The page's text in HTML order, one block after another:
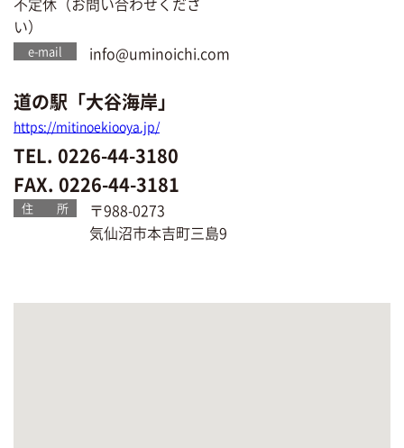
い）
e-mail info@uminoichi.com
道の駅「大谷海岸」
https://mitinoekiooya.jp/
TEL. 0226-44-3180
FAX. 0226-44-3181
住 所
〒988-0273
気仙沼市本吉町三島9